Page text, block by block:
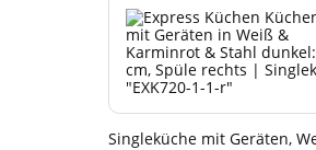
Singleküche mit Geräten,